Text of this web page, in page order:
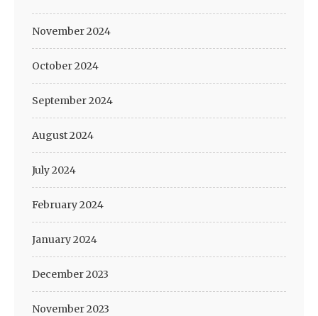
November 2024
October 2024
September 2024
August 2024
July 2024
February 2024
January 2024
December 2023
November 2023